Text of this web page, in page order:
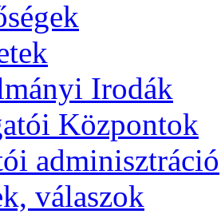
Irodák
Központok
adminisztráció
válaszok